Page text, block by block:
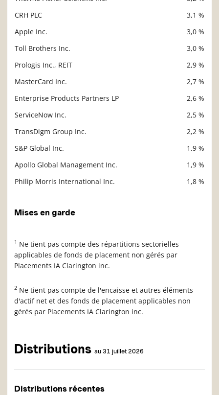
CRH PLC
3,1 %
Apple Inc.
3,0 %
Toll Brothers Inc.
3,0 %
Prologis Inc., REIT
2,9 %
MasterCard Inc.
2,7 %
Enterprise Products Partners LP
2,6 %
ServiceNow Inc.
2,5 %
TransDigm Group Inc.
2,2 %
S&P Global Inc.
1,9 %
Apollo Global Management Inc.
1,9 %
Philip Morris International Inc.
1,8 %
Mises en garde
1 Ne tient pas compte des répartitions sectorielles
applicables de fonds de placement non gérés par
Placements IA Clarington inc.
2 Ne tient pas compte de l'encaisse et autres éléments
d'actif net et des fonds de placement applicables non
gérés par Placements IA Clarington inc.
Distributions au 31 juillet 2026
Distributions récentes